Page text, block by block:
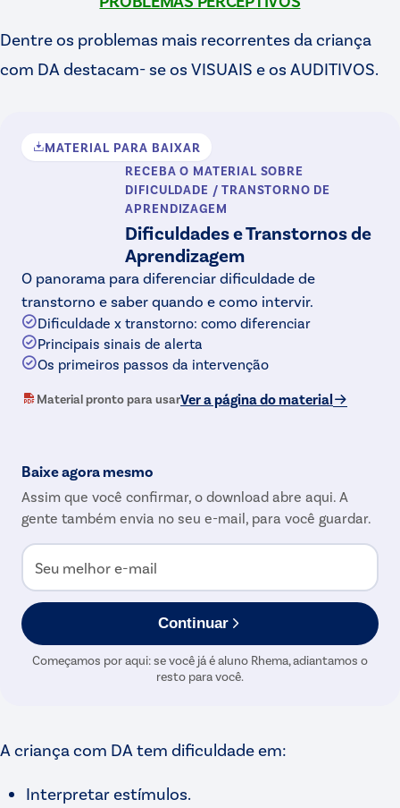
Dentre os problemas mais recorrentes da criança
com DA destacam- se os VISUAIS e os AUDITIVOS.
MATERIAL PARA BAIXAR
RECEBA O MATERIAL SOBRE
DIFICULDADE / TRANSTORNO DE
APRENDIZAGEM
Dificuldades e Transtornos de
Aprendizagem
O panorama para diferenciar dificuldade de
transtorno e saber quando e como intervir.
Dificuldade x transtorno: como diferenciar
Principais sinais de alerta
Os primeiros passos da intervenção
Material pronto para usarVer a página do material
Baixe agora mesmo
Assim que você confirmar, o download abre aqui. A
gente também envia no seu e-mail, para você guardar.
Seu melhor e-mail
Continuar
Começamos por aqui: se você já é aluno Rhema, adiantamos o
resto para você.
A criança com DA tem dificuldade em:
Interpretar estímulos.